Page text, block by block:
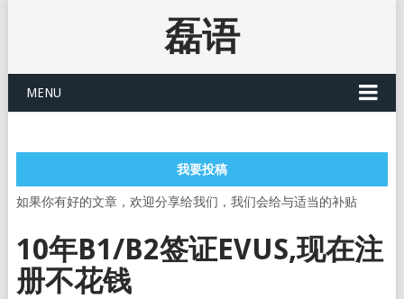
磊语
MENU
我要投稿
如果你有好的文章，欢迎分享给我们，我们会给与适当的补贴
10年B1/B2签证EVUS,现在注
册不花钱